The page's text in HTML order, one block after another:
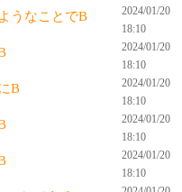
うなことでB
2024/01/20
18:10
2024/01/20
18:10
B
2024/01/20
18:10
2024/01/20
18:10
2024/01/20
18:10